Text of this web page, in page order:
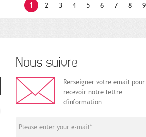
1 2 3 4 5 6 7 8 9
Nous suivre
Renseigner votre email pour
recevoir notre lettre
d'information.